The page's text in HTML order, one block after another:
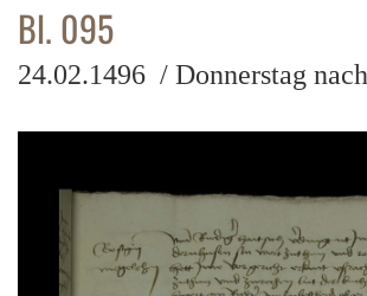
Bl. 095
24.02.1496 / Donnerstag